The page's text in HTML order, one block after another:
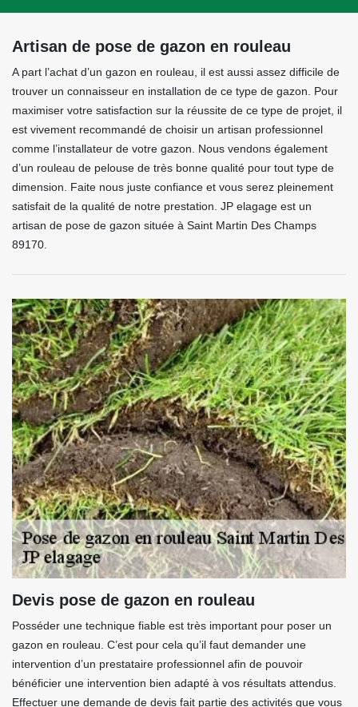
Artisan de pose de gazon en rouleau
A part l’achat d’un gazon en rouleau, il est aussi assez difficile de
trouver un connaisseur en installation de ce type de gazon. Pour
maximiser votre satisfaction sur la réussite de ce type de projet, il
est vivement recommandé de choisir un artisan professionnel
comme l’installateur de votre gazon. Nous vendons également
d’un rouleau de pelouse de très bonne qualité pour tout type de
dimension. Faite nous juste confiance et vous serez pleinement
satisfait de la qualité de notre prestation. JP elagage est un
artisan de pose de gazon située à Saint Martin Des Champs
89170.
Devis pose de gazon en rouleau
Posséder une technique fiable est très important pour poser un
gazon en rouleau. C’est pour cela qu’il faut demander une
intervention d’un prestataire professionnel afin de pouvoir
bénéficier une intervention bien adapté à vos résultats attendus.
Effectuer une demande de devis fait partie des activités que vous